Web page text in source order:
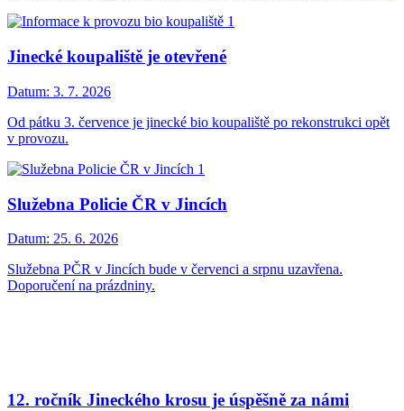
Jinecké koupaliště je otevřené
Datum: 3. 7. 2026
Od pátku 3. července je jinecké bio koupaliště po rekonstrukci opět
v provozu.
Služebna Policie ČR v Jincích
Datum: 25. 6. 2026
Služebna PČR v Jincích bude v červenci a srpnu uzavřena.
Doporučení na prázdniny.
12. ročník Jineckého krosu je úspěšně za námi